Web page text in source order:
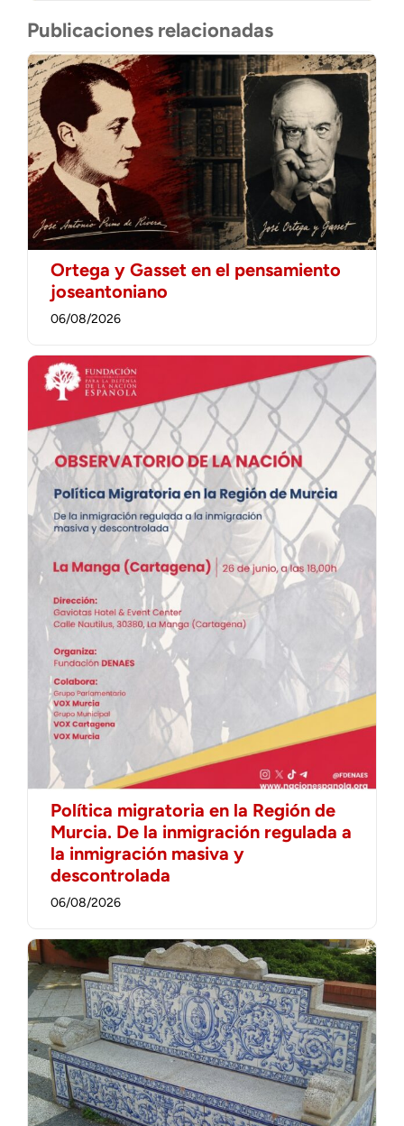
Publicaciones relacionadas
Ortega y Gasset en el pensamiento
joseantoniano
06/08/2026
Política migratoria en la Región de
Murcia. De la inmigración regulada a
la inmigración masiva y
descontrolada
06/08/2026